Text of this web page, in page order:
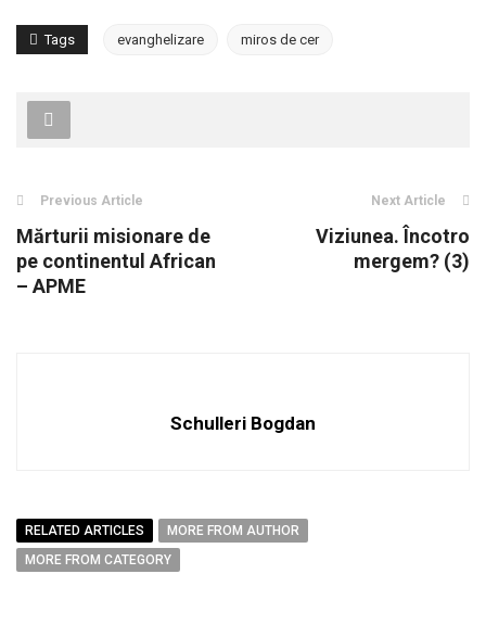
Tags evanghelizare miros de cer
Previous Article
Mărturii misionare de
pe continentul African
– APME
Next Article
Viziunea. Încotro
mergem? (3)
Schulleri Bogdan
RELATED ARTICLES
MORE FROM AUTHOR
MORE FROM CATEGORY